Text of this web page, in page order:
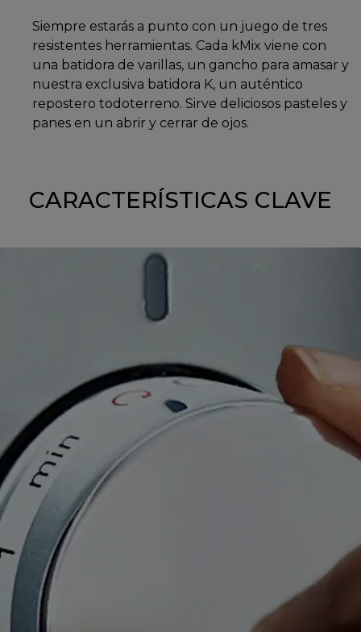
Siempre estarás a punto con un juego de tres
resistentes herramientas. Cada kMix viene con
una batidora de varillas, un gancho para amasar y
nuestra exclusiva batidora K, un auténtico
repostero todoterreno. Sirve deliciosos pasteles y
panes en un abrir y cerrar de ojos.
CARACTERÍSTICAS CLAVE